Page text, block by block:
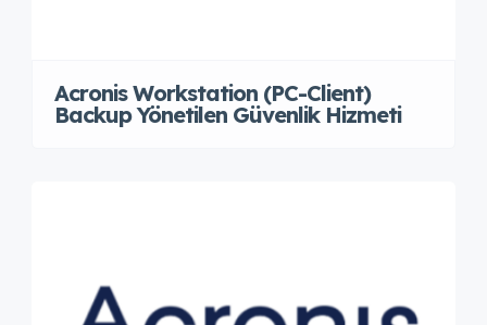
Acronis Workstation (PC-Client)
Backup Yönetilen Güvenlik Hizmeti